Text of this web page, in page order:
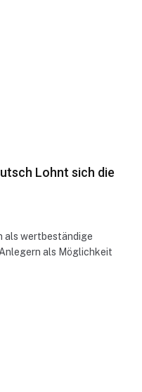
Lohnt sich die
als wertbeständige
als Möglichkeit